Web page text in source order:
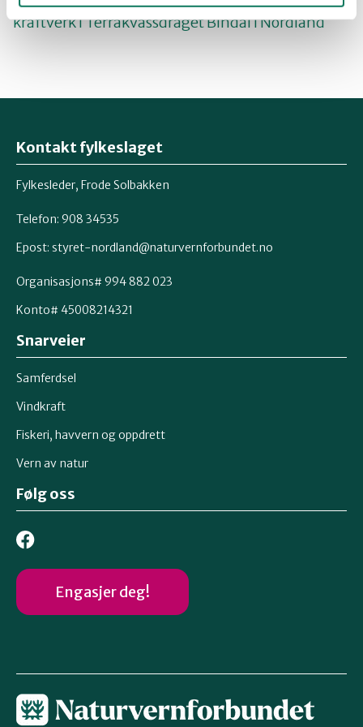
kraftverk i Terråkvassdraget Bindal i Nordland
Kontakt fylkeslaget
Fylkesleder, Frode Solbakken
Telefon: 908 34535
Epost: styret-nordland@naturvernforbundet.no
Organisasjons# 994 882 023
Konto# 45008214321
Snarveier
Samferdsel
Vindkraft
Fiskeri, havvern og oppdrett
Vern av natur
Følg oss
Engasjer deg!